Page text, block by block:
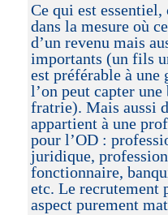
Ce qui est essentiel,
dans la mesure où
d’un revenu mais
importants (un fils
est préférable à
l’on peut capter
fratrie). Mais aussi
appartient à une
pour l’OD :
juridique,
fonctionnaire,
etc. Le recrutement
aspect purement